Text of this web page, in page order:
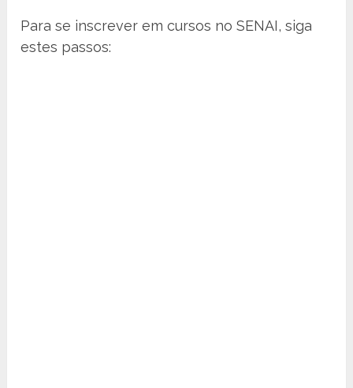
Para se inscrever em cursos no SENAI, siga
estes passos: